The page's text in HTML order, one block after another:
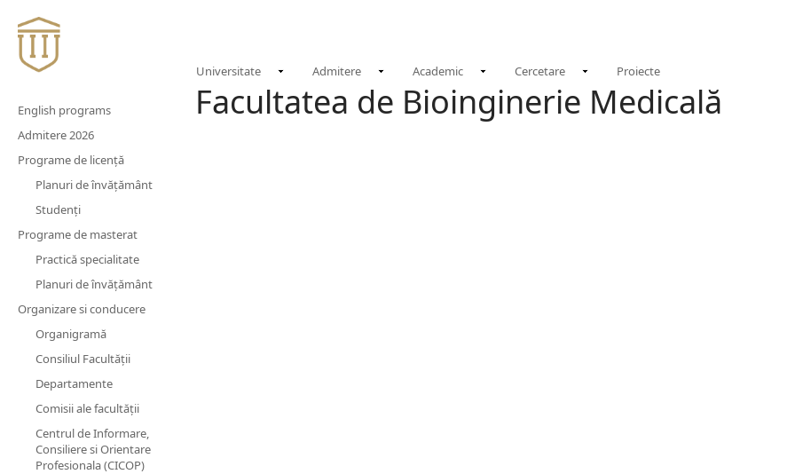
Universitate Admitere Academic Cercetare Proiecte
Facultatea de Bioinginerie Medicală
English programs
Admitere 2026
Programe de licență
Planuri de învățământ
Studenți
Programe de masterat
Practică specialitate
Planuri de învățământ
Organizare si conducere
Organigramă
Consiliul Facultății
Departamente
Comisii ale facultății
Centrul de Informare,
Consiliere si Orientare
Profesionala (CICOP)